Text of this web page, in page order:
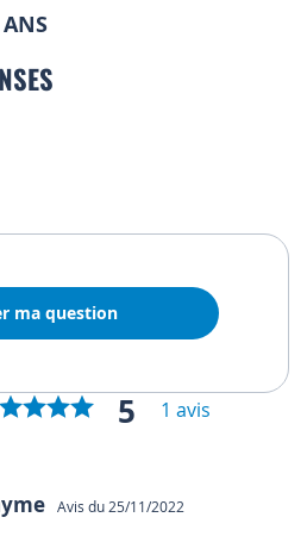
ma question
5 1 avis
Avis du 25/11/2022